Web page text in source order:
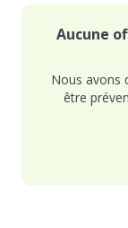
Aucune
Nous avons
être